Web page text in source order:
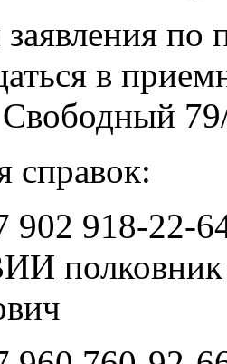
по
в
Свободный
справок:
902 918-22-